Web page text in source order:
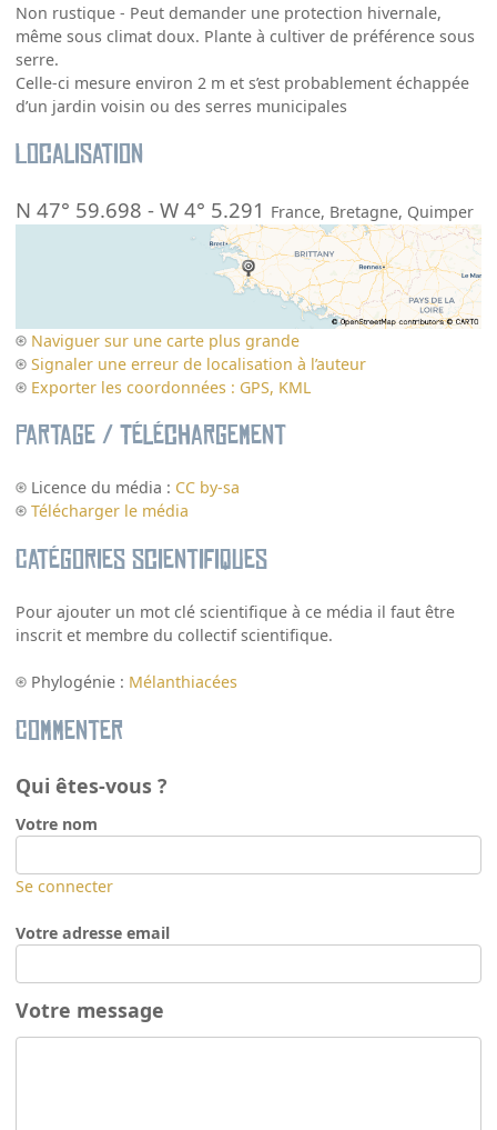
Non rustique - Peut demander une protection hivernale,
même sous climat doux. Plante à cultiver de préférence sous
serre.
Celle-ci mesure environ 2 m et s’est probablement échappée
d’un jardin voisin ou des serres municipales
Localisation
N 47° 59.698 -W 4° 5.291 France, Bretagne, Quimper
Naviguer sur une carte plus grande
Signaler une erreur de localisation à l’auteur
Exporter les coordonnées : GPS, KML
Partage / Téléchargement
Licence du média : CC by-sa
Télécharger le média
Catégories scientifiques
Pour ajouter un mot clé scientifique à ce média il faut être
inscrit et membre du collectif scientifique.
Phylogénie : Mélanthiacées
Commenter
Qui êtes-vous ?
Votre nom
Se connecter
Votre adresse email
Votre message